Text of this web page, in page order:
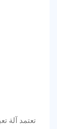
تعتمد آلة